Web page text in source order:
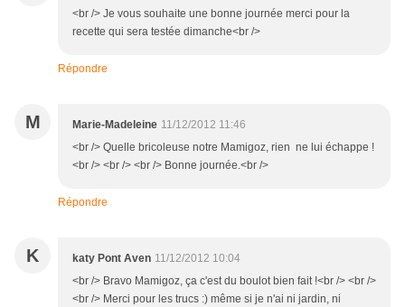
<br /> Je vous souhaite une bonne journée merci pour la
recette qui sera testée dimanche<br />
Répondre
M Marie-Madeleine 11/12/2012 11:46
<br /> Quelle bricoleuse notre Mamigoz, rien ne lui échappe !
<br /> <br /> <br /> Bonne journée.<br />
Répondre
K katy Pont Aven 11/12/2012 10:04
<br /> Bravo Mamigoz, ça c'est du boulot bien fait !<br /> <br />
<br /> Merci pour les trucs :) même si je n'ai ni jardin, ni